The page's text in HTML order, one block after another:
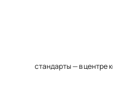
стандарты — в центре